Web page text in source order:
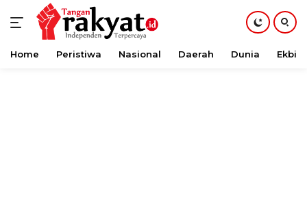
Langsung
Home Peristiwa Nasional Daerah Dunia Ekbis